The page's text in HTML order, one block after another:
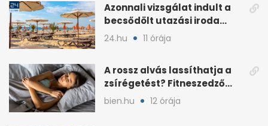
Azonnali vizsgálat indult a
becsődölt utazási iroda
ügyében
24.hu 11 órája
A rossz alvás lassíthatja a
zsírégetést? Fitneszedző
magyarázza el
bien.hu 12 órája